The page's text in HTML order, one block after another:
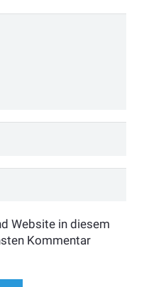
Website in diesem
Kommentar